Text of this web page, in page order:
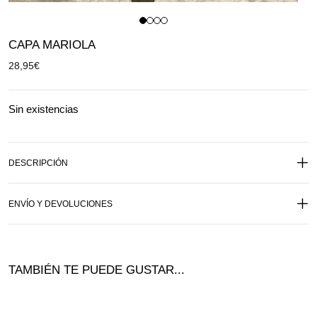
CAPA MARIOLA
28,95€
Sin existencias
DESCRIPCIÓN
ENVÍO Y DEVOLUCIONES
TAMBIÉN TE PUEDE GUSTAR...